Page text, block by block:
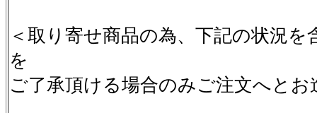
＜取り寄せ商品の為、下記の状況
を
ご了承頂ける場合のみご注文へとお